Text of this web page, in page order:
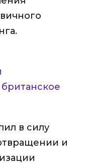
в силу
и